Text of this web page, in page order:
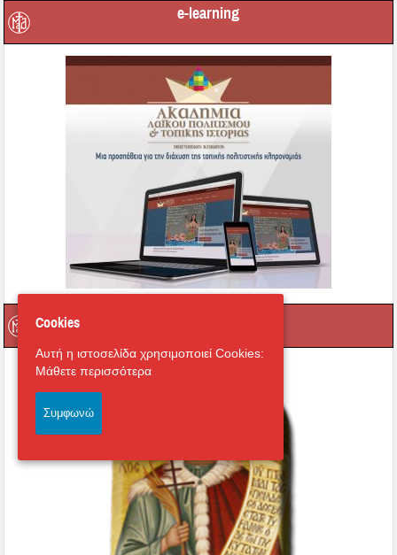
e-learning
Cookies
Αυτή η ιστοσελίδα χρησιμοποιεί Cookies:
Μάθετε περισσότερα
Συμφωνώ